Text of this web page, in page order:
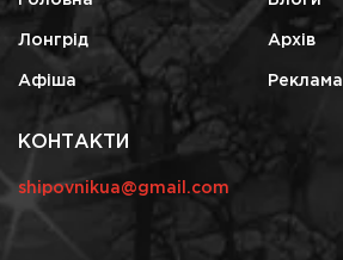
Лонгрід Архів
Афіша Реклама
КОНТАКТИ
shipovnikua@gmail.com